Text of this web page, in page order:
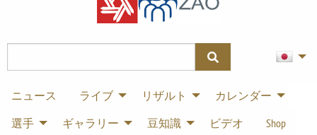
ニュース ライブ リザルト
カレンダー
選手
ギャラリー 豆知識 ビデオ
Shop